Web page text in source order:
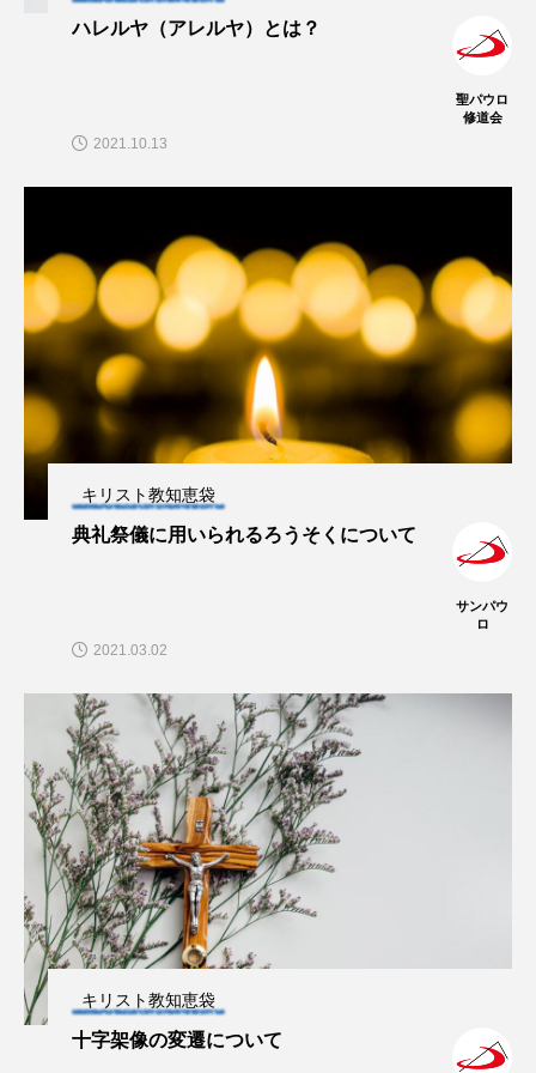
ハレルヤ（アレルヤ）とは？
聖パウロ
修道会
2021.10.13
キリスト教知恵袋
典礼祭儀に用いられるろうそくについて
サンパウ
ロ
2021.03.02
キリスト教知恵袋
十字架像の変遷について